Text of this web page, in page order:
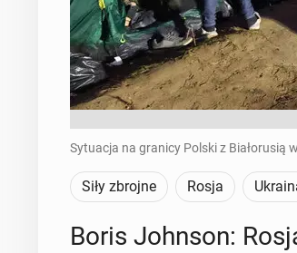
Sytuacja na granicy Polski z Białorusią
Siły zbrojne Rosja
Boris Johnson: